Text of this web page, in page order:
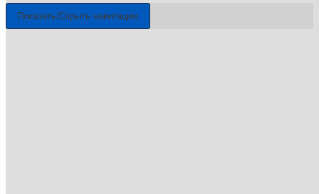
Показать/Скрыть навигацию